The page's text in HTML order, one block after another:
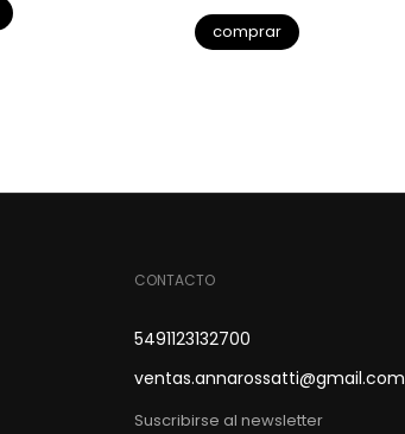
comprar
CONTACTO
5491123132700
ventas.annarossatti@gmail.com
Suscribirse al newsletter